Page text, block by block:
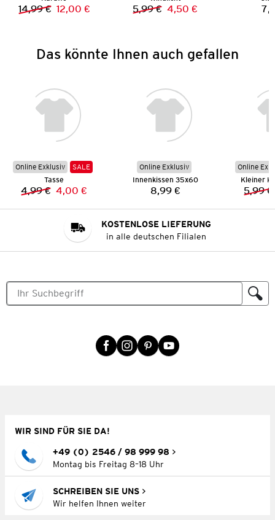
Vorheriger Preis:
14,99 € Neuer Preis:
12,00 € Vorheriger Preis:
5,99 € Neuer Preis:
4,50 €
Das könnte Ihnen auch gefallen
Online Exklusiv
SALE
Tasse
Vorheriger Preis:
4,99 € Neuer Preis:
4,00 €
Online Exklusiv
Innenkissen 35x60
Preis:
8,99 €
Online
Kleiner
5,99 €
KOSTENLOSE LIEFERUNG
in alle deutschen Filialen
WIR SIND FÜR SIE DA!
+49 (0) 2546 / 98 999 98
Montag bis Freitag 8–18 Uhr
SCHREIBEN SIE UNS
Wir helfen Ihnen weiter